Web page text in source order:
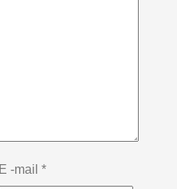
E -mail *